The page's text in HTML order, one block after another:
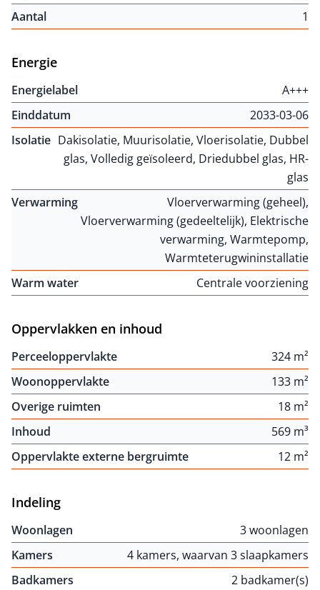
Aantal
1
Energie
Energielabel
A+++
Einddatum
2033-03-06
Isolatie Dakisolatie, Muurisolatie, Vloerisolatie, Dubbel
glas, Volledig geïsoleerd, Driedubbel glas, HR-
glas
Verwarming
Vloerverwarming (geheel),
Vloerverwarming (gedeeltelijk), Elektrische
verwarming, Warmtepomp,
Warmteterugwininstallatie
Warm water
Centrale voorziening
Oppervlakken en inhoud
Perceeloppervlakte
324 m²
Woonoppervlakte
133 m²
Overige ruimten
18 m²
Inhoud
569 m³
Oppervlakte externe bergruimte
12 m²
Indeling
Woonlagen
3 woonlagen
Kamers
4 kamers, waarvan 3 slaapkamers
Badkamers
2 badkamer(s)